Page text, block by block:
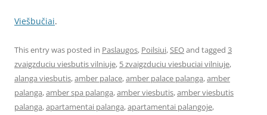
Viešbučiai.
This entry was posted in Paslaugos, Poilsiui,SEOand tagged 3
zvaigzduciu viesbutis vilniuje, 5 zvaigzduciu viesbuciai vilniuje,
alanga viesbutis,amber palace,amber palace palanga,amber
palanga,amber spa palanga,amber viesbutis,amber viesbutis
palanga,apartamentai palanga,apartamentai palangoje,